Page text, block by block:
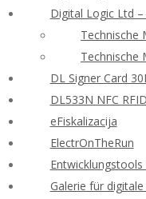
Digital Logic Ltd
Technische
Technische
DL Signer Card
DL533N NFC
eFiskalizacija
ElectrOnTheRun
Galerie für